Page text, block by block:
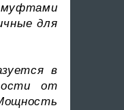
муфтами
для
в
от